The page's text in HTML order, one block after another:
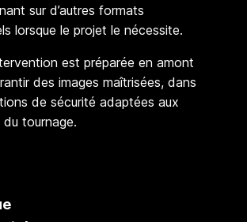
sur d’autres formats
lorsque le projet le nécessite.
est préparée en amont
des images maîtrisées, dans
de sécurité adaptées aux
tournage.